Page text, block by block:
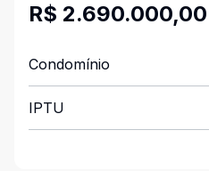
R$ 2.690.000,00
Condomínio
IPTU